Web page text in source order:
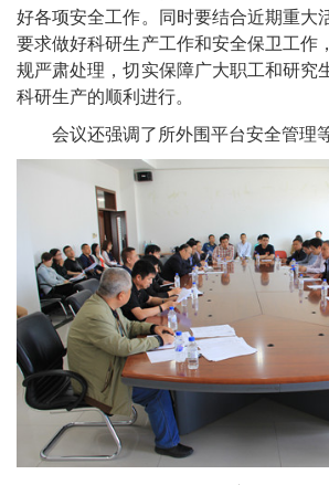
好各项安全工作。同时要结合近期重大
要求做好科研生产工作和安全保卫工作
规严肃处理，切实保障广大职工和研究
科研生产的顺利进行。
会议还强调了所外围平台安全管理